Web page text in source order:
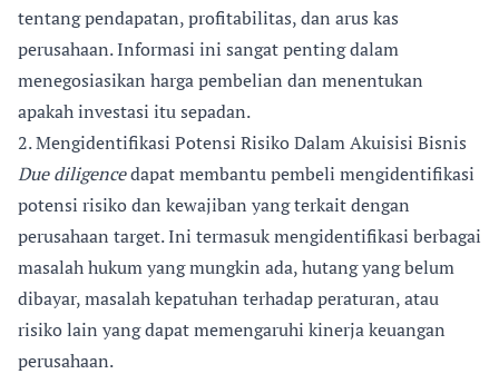
tentang pendapatan, profitabilitas, dan arus kas
perusahaan. Informasi ini sangat penting dalam
menegosiasikan harga pembelian dan menentukan
apakah investasi itu sepadan.
2. Mengidentifikasi Potensi Risiko Dalam Akuisisi Bisnis
Due diligencedapat membantu pembeli mengidentifikasi
potensi risiko dan kewajiban yang terkait dengan
perusahaan target. Ini termasuk mengidentifikasi berbagai
masalah hukum yang mungkin ada, hutang yang belum
dibayar, masalah kepatuhan terhadap peraturan, atau
risiko lain yang dapat memengaruhi kinerja keuangan
perusahaan.